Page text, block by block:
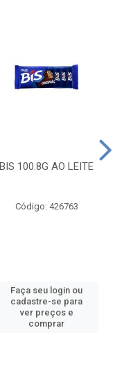
BIS 100.8G AO LEITE
Código: 426763
Faça seu login ou
cadastre-se para
ver preços e
comprar